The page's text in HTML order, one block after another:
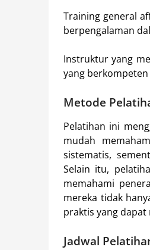
Training general
berpengalaman
Instruktur yang
yang
Metode
Pelatihan ini
mudah
sistematis,
Selain itu,
memahami
mereka tidak
praktis yang
Jadwal